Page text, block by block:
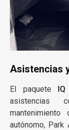
Asistencias
El paquete
asistencias
autónomo,